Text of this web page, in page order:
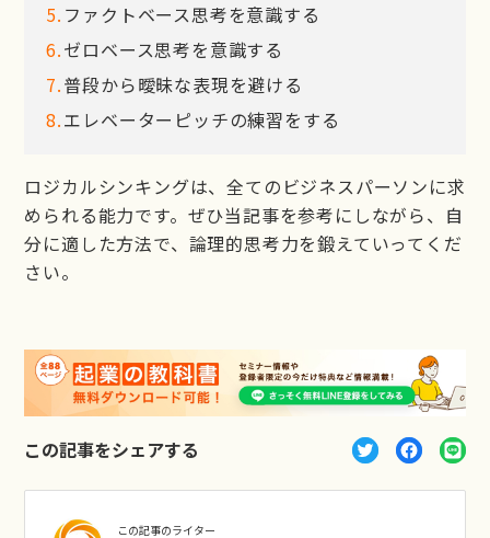
ファクトベース思考を意識する
ゼロベース思考を意識する
普段から曖昧な表現を避ける
エレベーターピッチの練習をする
ロジカルシンキングは、全てのビジネスパーソンに求
められる能力です。ぜひ当記事を参考にしながら、自
分に適した方法で、論理的思考力を鍛えていってくだ
さい。
この記事をシェアする
この記事のライター